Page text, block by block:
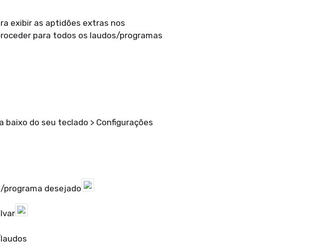
exibir as aptidões extras nos
para todos os laudos/programas
baixo do seu teclado > Configurações
programa desejado